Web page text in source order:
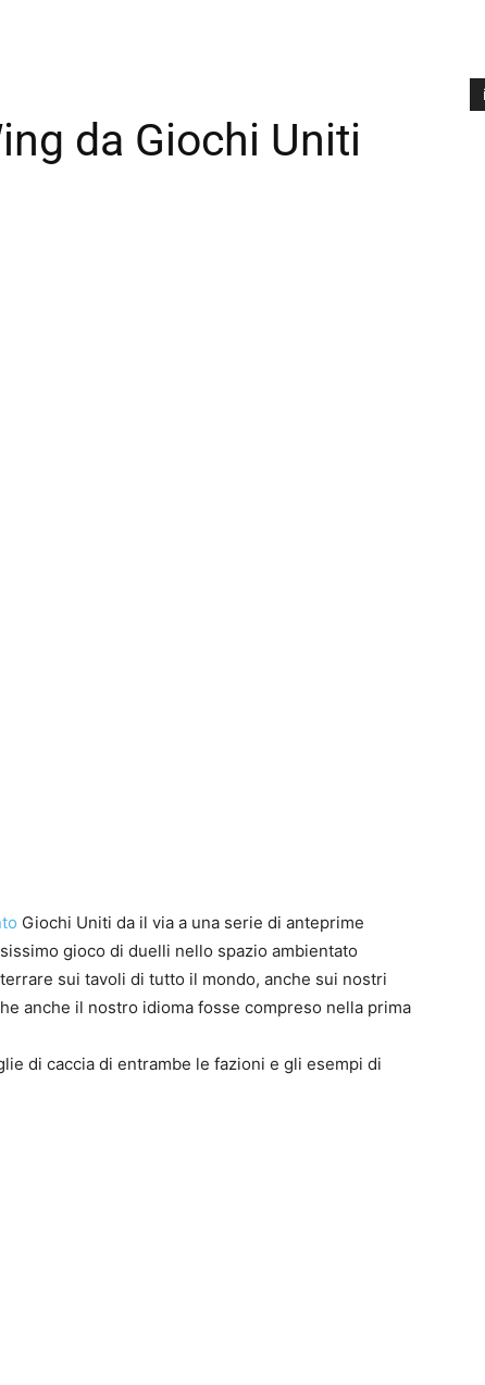
da Giochi Uniti
Giochi Uniti da il via a una serie di anteprime
gioco di duelli nello spazio ambientato
sui tavoli di tutto il mondo, anche sui nostri
anche il nostro idioma fosse compreso nella prima
di caccia di entrambe le fazioni e gli esempi di